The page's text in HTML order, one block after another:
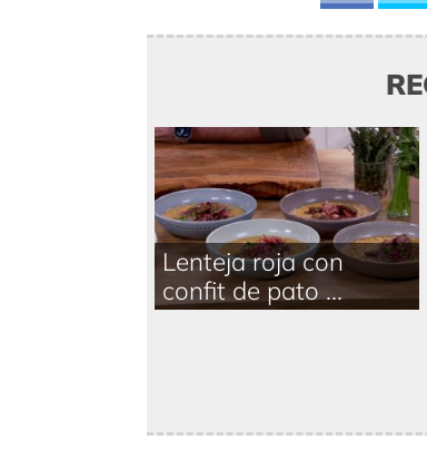
Lenteja roja con
confit de pato ...